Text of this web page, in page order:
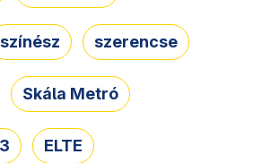
színész szerencse
Skála Metró
ELTE